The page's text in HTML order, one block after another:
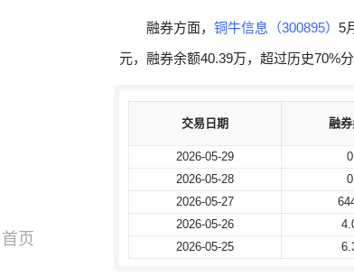
首页
融券方面， 铜牛信息（300895） 5
元，融券余额40.39万，超过历史70%分
交易日期 融
2026-05-29
2026-05-28
2026-05-27
2026-05-26
2026-05-25
交易日期 融
2026-05-29
2026-05-28
2026-05-27
2026-05-26
2026-05-25